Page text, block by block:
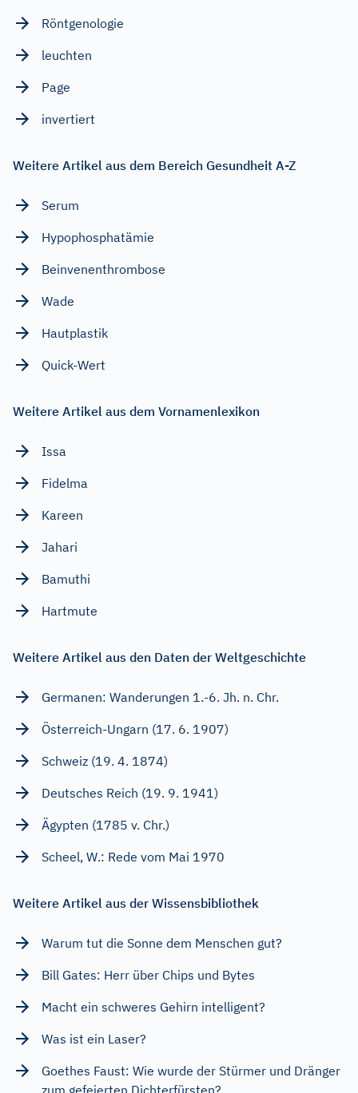
Röntgenologie
leuchten
Page
invertiert
Weitere Artikel aus dem Bereich Gesundheit A-Z
Serum
Hypophosphatämie
Beinvenenthrombose
Wade
Hautplastik
Quick-Wert
Weitere Artikel aus dem Vornamenlexikon
Issa
Fidelma
Kareen
Jahari
Bamuthi
Hartmute
Weitere Artikel aus den Daten der Weltgeschichte
Germanen: Wanderungen 1.-6. Jh. n. Chr.
Österreich-Ungarn (17. 6. 1907)
Schweiz (19. 4. 1874)
Deutsches Reich (19. 9. 1941)
Ägypten (1785 v. Chr.)
Scheel, W.: Rede vom Mai 1970
Weitere Artikel aus der Wissensbibliothek
Warum tut die Sonne dem Menschen gut?
Bill Gates: Herr über Chips und Bytes
Macht ein schweres Gehirn intelligent?
Was ist ein Laser?
Goethes Faust: Wie wurde der Stürmer und Dränger
zum gefeierten Dichterfürsten?